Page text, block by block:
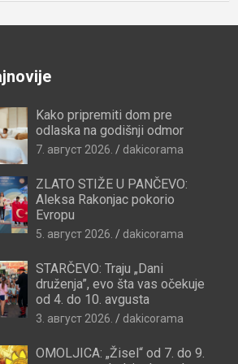
Kako pripremiti dom pre
odlaska na godišnji odmor
7. август 2026. dakicorama
ZLATO STIŽE U PANČEVO:
Aleksa Rakonjac pokorio
Evropu
5. август 2026. dakicorama
STARČEVO: Traju „Dani
druženja”, evo šta vas očekuje
od 4. do 10. avgusta
3. август 2026. dakicorama
OMOLJICA: „Žisel“ od 7. do 9.